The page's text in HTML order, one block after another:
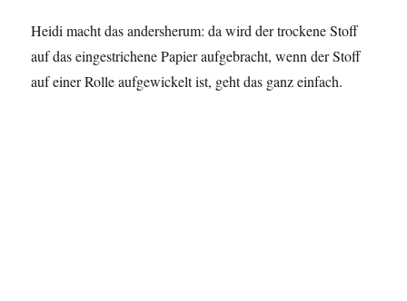
Heidi macht das andersherum: da wird der trockene Stoff
auf das eingestrichene Papier aufgebracht, wenn der Stoff
auf einer Rolle aufgewickelt ist, geht das ganz einfach.